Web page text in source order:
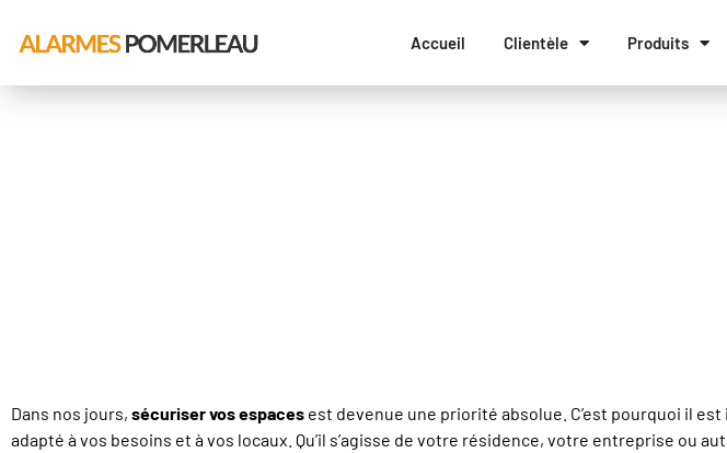
Accueil Clientèle Produits
Dans nos jours, sécuriservos espaces est devenue une priorité absolue. C’est pourquoi il
adapté à vos besoins et à vos locaux. Qu’il s’agisse de votre résidence, votre entreprise ou